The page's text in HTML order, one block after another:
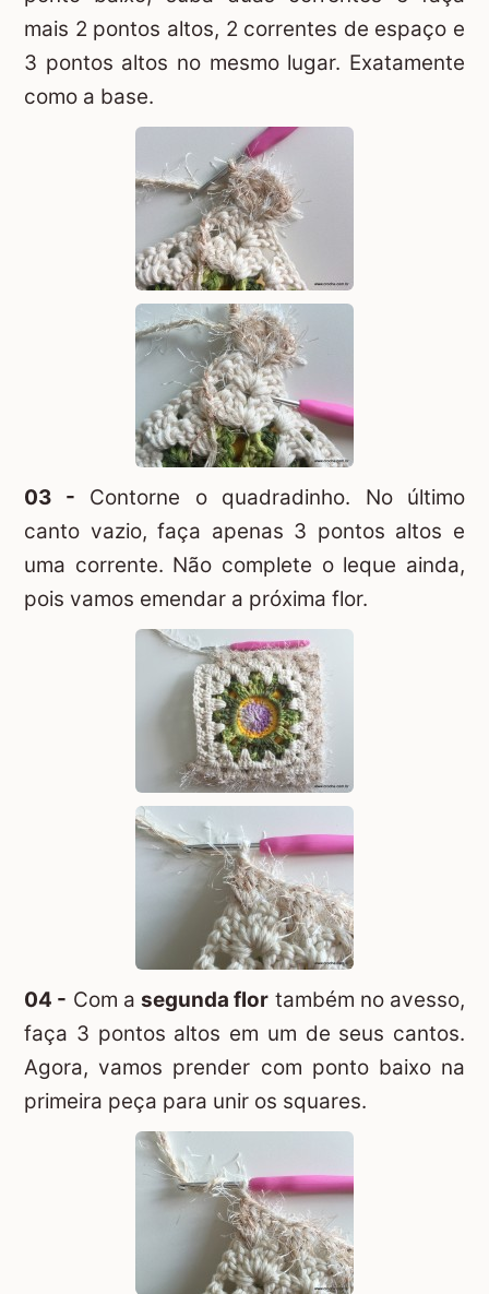
mais 2 pontos altos, 2 correntes de espaço e
3 pontos altos no mesmo lugar. Exatamente
como a base.
03 - Contorne o quadradinho. No último
canto vazio, faça apenas 3 pontos altos e
uma corrente. Não complete o leque ainda,
pois vamos emendar a próxima flor.
04 - Com a segunda flor também no avesso,
faça 3 pontos altos em um de seus cantos.
Agora, vamos prender com ponto baixo na
primeira peça para unir os squares.